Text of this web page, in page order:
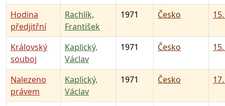
Hodina
předjitřní
Rachlík,
František
1971 Česko
Královský
souboj
Kaplický,
Václav
1971 Česko
Nalezeno
právem
Kaplický,
Václav
1971 Česko